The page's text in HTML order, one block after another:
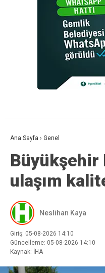
Ana Sayfa › Genel
Büyükşehir
ulaşım
Neslihan Kaya
Giriş: 05-08-2026 14:10
Güncelleme: 05-08-2026 14:10
Kaynak: İHA